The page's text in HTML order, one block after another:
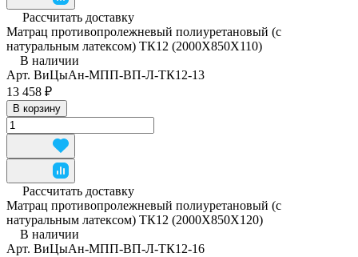
Рассчитать доставку
Матрац противопролежневый полиуретановый (с
натуральным латексом) ТК12 (2000Х850Х110)
В наличии
Арт. ВиЦыАн-МПП-ВП-Л-ТК12-13
13 458 ₽
В корзину
Рассчитать доставку
Матрац противопролежневый полиуретановый (с
натуральным латексом) ТК12 (2000Х850Х120)
В наличии
Арт. ВиЦыАн-МПП-ВП-Л-ТК12-16